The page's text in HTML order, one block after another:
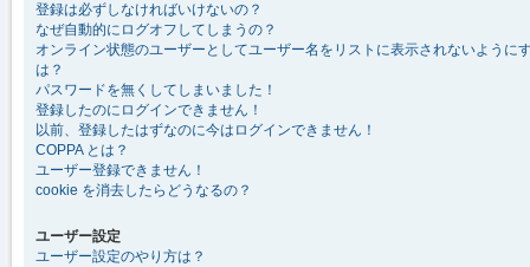
登録は必ずしなければいけないの？
なぜ自動的にログオフしてしまうの？
オンライン状態のユーザーとしてユーザー名をリストに表示されないように
は？
パスワードを無くしてしまいました！
登録したのにログインできません！
以前、登録したはずなのに今はログインできません！
COPPA とは？
ユーザー登録できません！
cookie を消去したらどうなるの？
ユーザー設定
ユーザー設定のやり方は？